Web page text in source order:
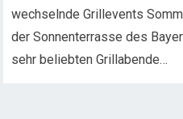
wechselnde Grillevents
der Sonnenterrasse des
sehr beliebten Grillabende…